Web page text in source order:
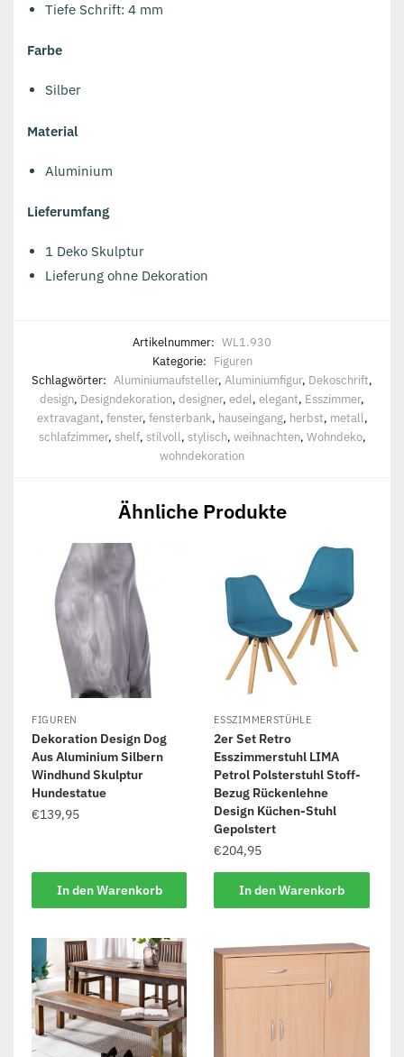
Tiefe Schrift: 4 mm
Farbe
Silber
Material
Aluminium
Lieferumfang
1 Deko Skulptur
Lieferung ohne Dekoration
Artikelnummer: WL1.930
Kategorie: Figuren
Schlagwörter: Aluminiumaufsteller, Aluminiumfigur, Dekoschrift,
design, Designdekoration, designer, edel, elegant, Esszimmer,
extravagant, fenster, fensterbank, hauseingang, herbst, metall,
schlafzimmer, shelf, stilvoll, stylisch, weihnachten, Wohndeko,
wohndekoration
Ähnliche Produkte
FIGUREN
Dekoration Design Dog
Aus Aluminium Silbern
Windhund Skulptur
Hundestatue
€139,95
In den Warenkorb
ESSZIMMERSTÜHLE
2er Set Retro
Esszimmerstuhl LIMA
Petrol Polsterstuhl Stoff-
Bezug Rückenlehne
Design Küchen-Stuhl
Gepolstert
€204,95
In den Warenkorb